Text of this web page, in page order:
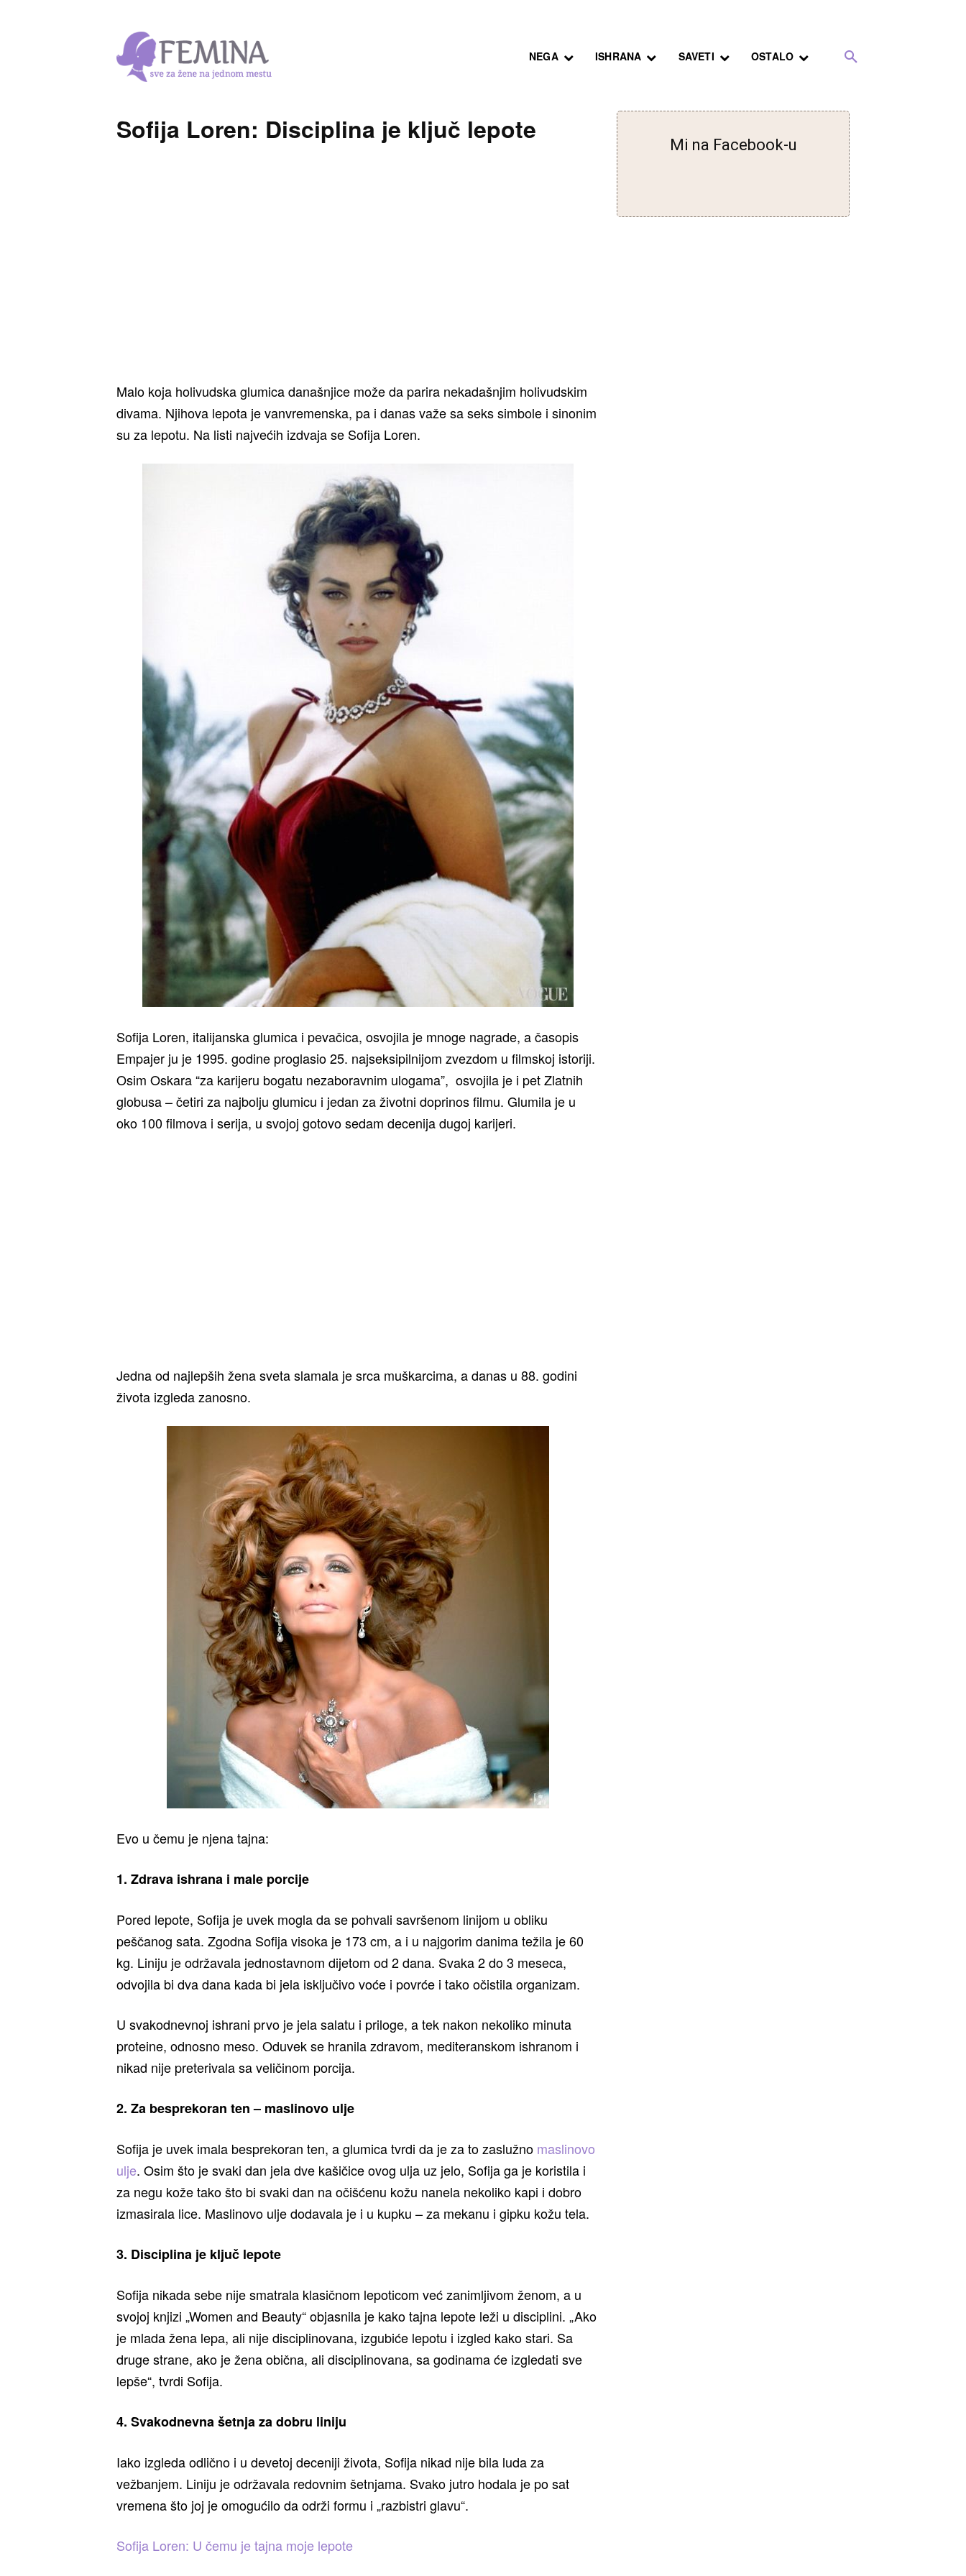
NEGA ISHRANA SAVETI OSTALO
Sofija Loren: Disciplina je ključ lepote
Malo koja holivudska glumica današnjice može da parira nekadašnjim holivudskim
divama. Njihova lepota je vanvremenska, pa i danas važe sa seks simbole i sinonim
su za lepotu. Na listi najvećih izdvaja se Sofija Loren.
Sofija Loren, italijanska glumica i pevačica, osvojila je mnoge nagrade, a časopis
Empajer ju je 1995. godine proglasio 25. najseksipilnijom zvezdom u filmskoj istoriji.
Osim Oskara “za karijeru bogatu nezaboravnim ulogama”, osvojila je i pet Zlatnih
globusa – četiri za najbolju glumicu i jedan za životni doprinos filmu. Glumila je u
oko 100 filmova i serija, u svojoj gotovo sedam decenija dugoj karijeri.
Jedna od najlepših žena sveta slamala je srca muškarcima, a danas u 88. godini
života izgleda zanosno.
Evo u čemu je njena tajna:
1. Zdrava ishrana i male porcije
Pored lepote, Sofija je uvek mogla da se pohvali savršenom linijom u obliku
peščanog sata. Zgodna Sofija visoka je 173 cm, a i u najgorim danima težila je 60
kg. Liniju je održavala jednostavnom dijetom od 2 dana. Svaka 2 do 3 meseca,
odvojila bi dva dana kada bi jela isključivo voće i povrće i tako očistila organizam.
U svakodnevnoj ishrani prvo je jela salatu i priloge, a tek nakon nekoliko minuta
proteine, odnosno meso. Oduvek se hranila zdravom, mediteranskom ishranom i
nikad nije preterivala sa veličinom porcija.
2. Za besprekoran ten – maslinovo ulje
Sofija je uvek imala besprekoran ten, a glumica tvrdi da je za to zaslužno maslinovo
ulje. Osim što je svaki dan jela dve kašičice ovog ulja uz jelo, Sofija ga je koristila i
za negu kože tako što bi svaki dan na očišćenu kožu nanela nekoliko kapi i dobro
izmasirala lice. Maslinovo ulje dodavala je i u kupku – za mekanu i gipku kožu tela.
3. Disciplina je ključ lepote
Sofija nikada sebe nije smatrala klasičnom lepoticom već zanimljivom ženom, a u
svojoj knjizi „Women and Beauty“ objasnila je kako tajna lepote leži u disciplini. „Ako
je mlada žena lepa, ali nije disciplinovana, izgubiće lepotu i izgled kako stari. Sa
druge strane, ako je žena obična, ali disciplinovana, sa godinama će izgledati sve
lepše“, tvrdi Sofija.
4. Svakodnevna šetnja za dobru liniju
Iako izgleda odlično i u devetoj deceniji života, Sofija nikad nije bila luda za
vežbanjem. Liniju je održavala redovnim šetnjama. Svako jutro hodala je po sat
vremena što joj je omogućilo da održi formu i „razbistri glavu“.
Sofija Loren: U čemu je tajna moje lepote
Mi na Facebook-u